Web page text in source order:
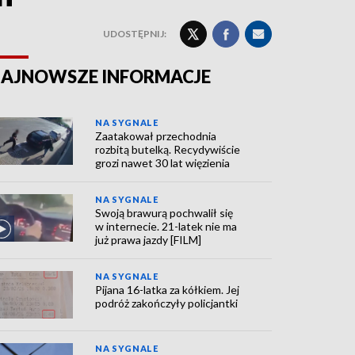
UDOSTĘPNIJ:
INFORMACJE
NA SYGNALE
Zaatakował przechodnia
rozbitą butelką. Recydywiście
grozi nawet 30 lat więzienia
NA SYGNALE
Swoją brawurą pochwalił się
w internecie. 21-latek nie ma
już prawa jazdy [FILM]
NA SYGNALE
Pijana 16-latka za kółkiem. Jej
podróż zakończyły policjantki
NA SYGNALE